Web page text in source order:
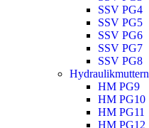
SSV PG4
SSV PG5
SSV PG6
SSV PG7
SSV PG8
Hydraulikmuttern
HM PG9
HM PG10
HM PG11
HM PG12